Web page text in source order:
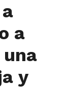
a
y